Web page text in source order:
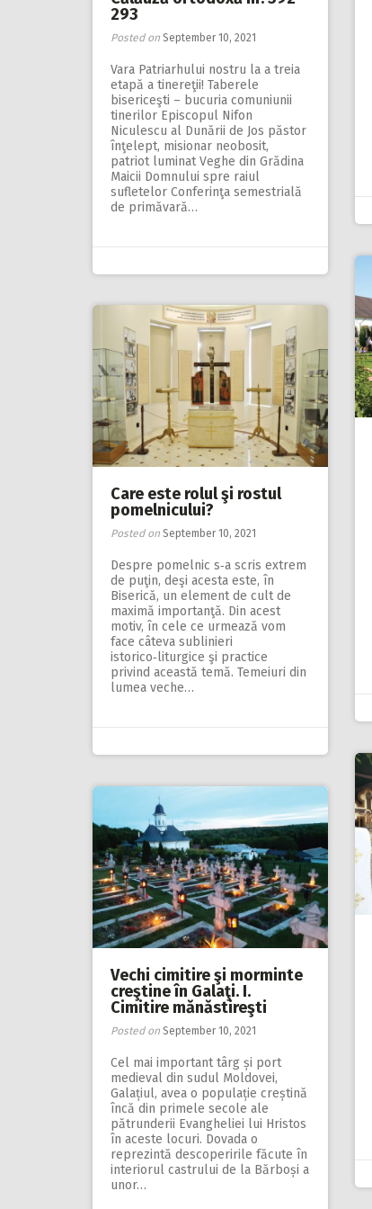
293
Posted on September 10, 2021
Vara Patriarhului nostru la a treia
etapă a tinereţii! Taberele
bisericeşti – bucuria comuniunii
tinerilor Episcopul Nifon
Niculescu al Dunării de Jos păstor
înţelept, misionar neobosit,
patriot luminat Veghe din Grădina
Maicii Domnului spre raiul
sufletelor Conferinţa semestrială
de primăvară…
Care este rolul şi rostul
pomelnicului?
Posted on September 10, 2021
Despre pomelnic s‑a scris extrem
de puţin, deşi acesta este, în
Biserică, un element de cult de
maximă importanţă. Din acest
motiv, în cele ce urmează vom
face câteva sublinieri
istorico‑liturgice şi practice
privind această temă. Temeiuri din
lumea veche…
Vechi cimitire şi morminte
creştine în Galaţi. I.
Cimitire mănăstireşti
Posted on September 10, 2021
Cel mai important târg și port
medieval din sudul Moldovei,
Galațiul, avea o populație creștină
încă din primele secole ale
pătrunderii Evangheliei lui Hristos
în aceste locuri. Dovada o
reprezintă descoperirile făcute în
interiorul castrului de la Bărboși a
unor…